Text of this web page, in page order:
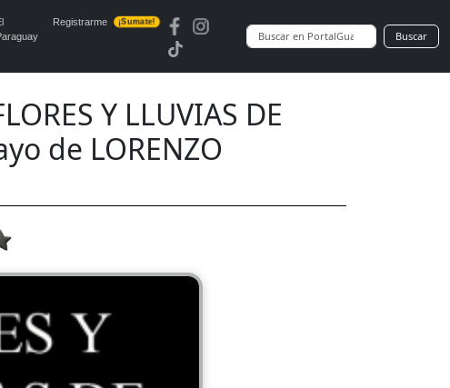
Registrarme ¡Sumate!
Buscar
Y LLUVIAS DE
de LORENZO